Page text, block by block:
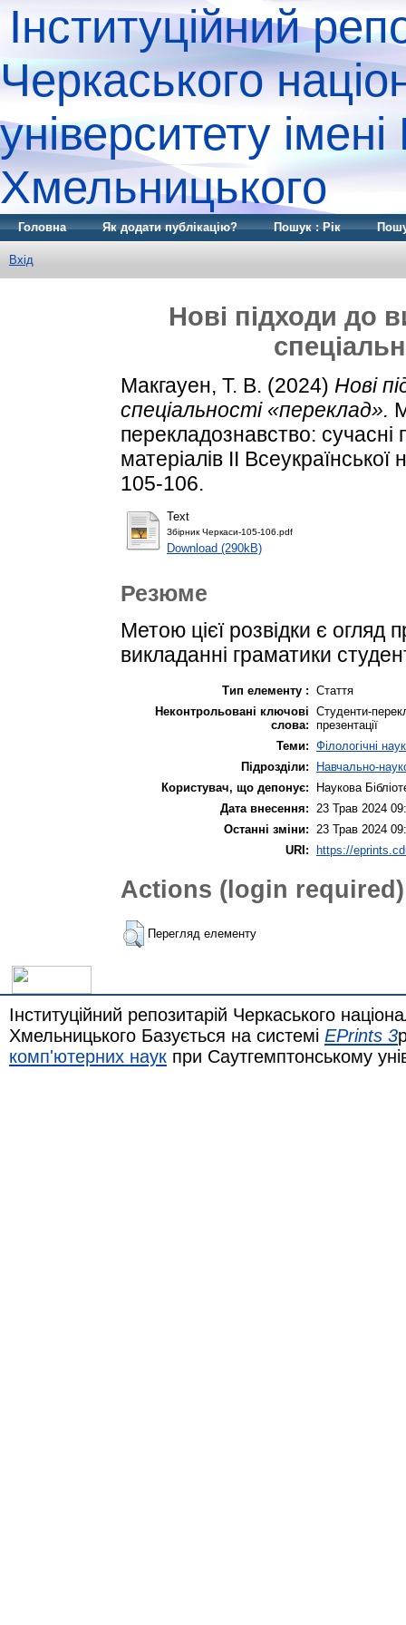
Інституційний
Черкаського
університету
Хмельницького
Головна Як додати публікацію? Пошук : Рік
Вхід
Нові підходи до
Макгауен, Т. В. (2024) Нові
спеціальності «переклад».
перекладознавство: сучасні
матеріалів IІ
105-106.
Text
Збірник Черкаси-105-106.pdf
Download (290kB)
Резюме
Метою цієї розвідки є огляд
викладанні граматики
Тип елементу : Стаття
Неконтрольовані ключові
слова:
Студенти-
презентації
Теми: Філологічні
Підрозділи:
Навчально-
Користувач, що депонує:
Наукова
Дата внесення:
23 Трав 2024
Останні зміни:
23 Трав 2024
URI: https://
Actions (login required)
Перегляд елементу
Інституційний репозитарій Черкаського
Хмельницького Базується на системі EPrints 3
комп'ютерних наук при Саутгемптонському